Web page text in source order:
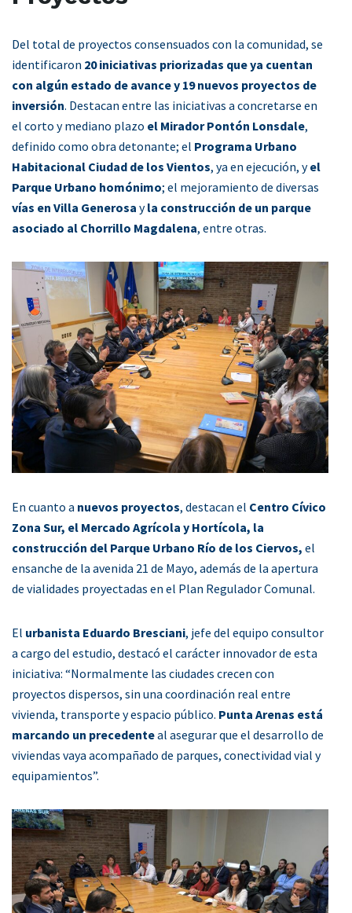
Del total de proyectos consensuados con la comunidad, se
identificaron 20 iniciativas priorizadas que ya cuentan
con algún estado de avance y 19 nuevos proyectos de
inversión. Destacan entre las iniciativas a concretarse en
el corto y mediano plazo el Mirador Pontón Lonsdale,
definido como obra detonante; el Programa Urbano
Habitacional Ciudad de los Vientos, ya en ejecución, yel
Parque Urbano homónimo; el mejoramiento de diversas
vías en Villa Generosa yla construcción de un parque
asociado al Chorrillo Magdalena, entre otras.
En cuanto a nuevos proyectos, destacan el Centro Cívico
Zona Sur, el Mercado Agrícola y Hortícola, la
construcción del Parque Urbano Río de los Ciervos, el
ensanche de la avenida 21 de Mayo, además de la apertura
de vialidades proyectadas en el Plan Regulador Comunal.
El urbanista Eduardo Bresciani, jefe del equipo consultor
a cargo del estudio, destacó el carácter innovador de esta
iniciativa: “Normalmente las ciudades crecen con
proyectos dispersos, sin una coordinación real entre
vivienda, transporte y espacio público. Punta Arenas está
marcando un precedenteal asegurar que el desarrollo de
viviendas vaya acompañado de parques, conectividad vial y
equipamientos”.